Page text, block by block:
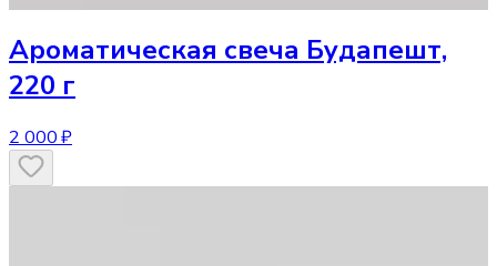
Ароматическая свеча Будапешт,
220 г
2 000 ₽